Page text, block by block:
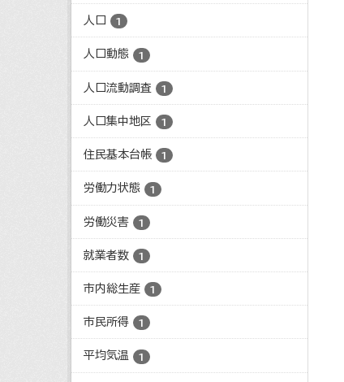
人口 1
人口動態 1
人口流動調査 1
人口集中地区 1
住民基本台帳 1
労働力状態 1
労働災害 1
就業者数 1
市内総生産 1
市民所得 1
平均気温 1